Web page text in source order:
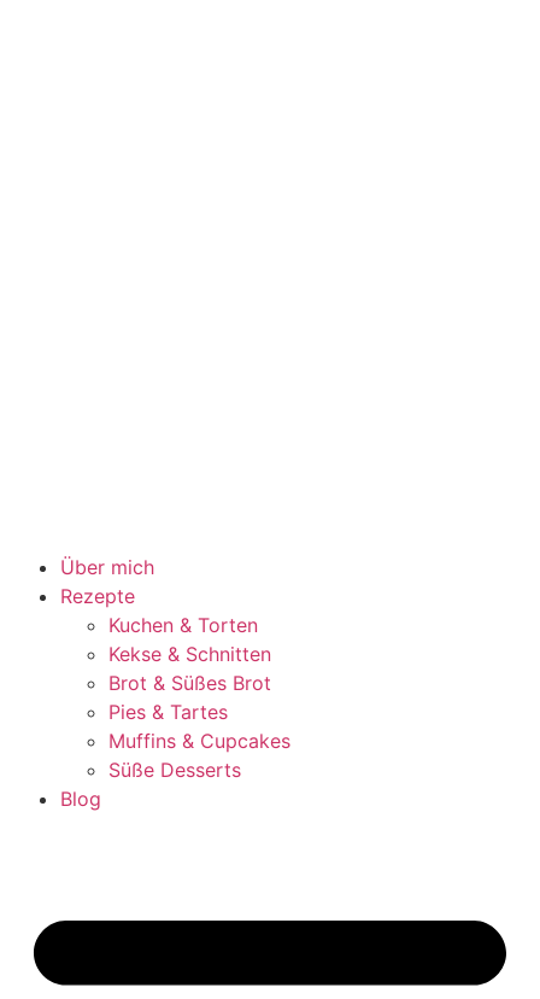
Über mich
Rezepte
Kuchen & Torten
Kekse & Schnitten
Brot & Süßes Brot
Pies & Tartes
Muffins & Cupcakes
Süße Desserts
Blog